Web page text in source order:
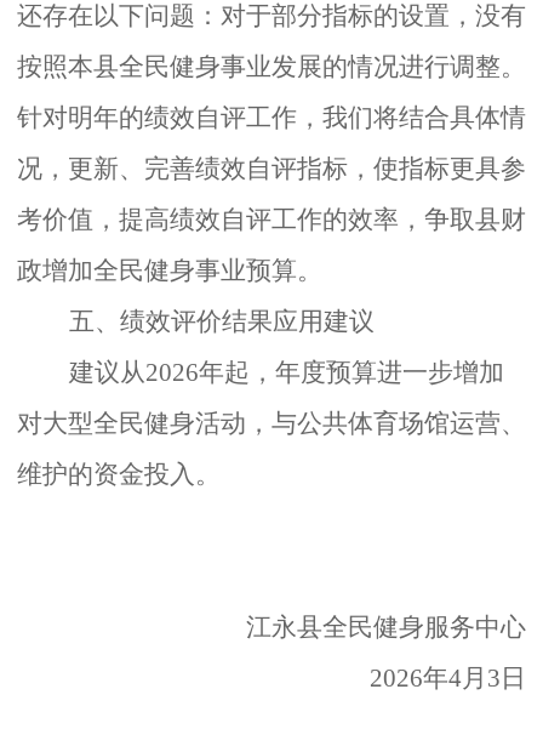
还存在以下问题：对于部分指标的设置，没有
按照本县全民健身事业发展的情况进行调整。
针对明年的绩效自评工作，我们将结合具体情
况，更新、完善绩效自评指标，使指标更具参
考价值，提高绩效自评工作的效率，争取县财
政增加全民健身事业预算。
五、 绩效评价结果应用建议
建议从2026年起，年度预算进一步增加
对大型全民健身活动，与公共体育场馆运营、
维护的资金投入。
江永县全民健身服务中心
2026年4月3日